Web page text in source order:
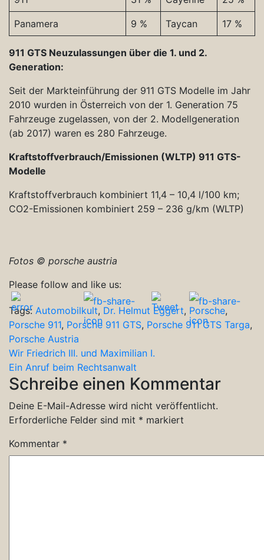
Panamera 9 % Taycan 17 %
911 GTS Neuzulassungen über die 1. und 2.
Generation:
Seit der Markteinführung der 911 GTS Modelle im Jahr
2010 wurden in Österreich von der 1. Generation 75
Fahrzeuge zugelassen, von der 2. Modellgeneration
(ab 2017) waren es 280 Fahrzeuge.
Kraftstoffverbrauch/Emissionen (WLTP) 911 GTS-
Modelle
Kraftstoffverbrauch kombiniert 11,4 – 10,4 l/100 km;
CO2-Emissionen kombiniert 259 – 236 g/km (WLTP)
Fotos © porsche austria
Please follow and like us:
Tags: Automobilkult, Dr. Helmut Eggert, Porsche,
Porsche 911, Porsche 911 GTS, Porsche 911 GTS Targa,
Porsche Austria
Beitragsnavigation
Wir Friedrich III. und Maximilian I.
Ein Anruf beim Rechtsanwalt
Schreibe einen Kommentar
Deine E-Mail-Adresse wird nicht veröffentlicht.
Erforderliche Felder sind mit * markiert
Kommentar *